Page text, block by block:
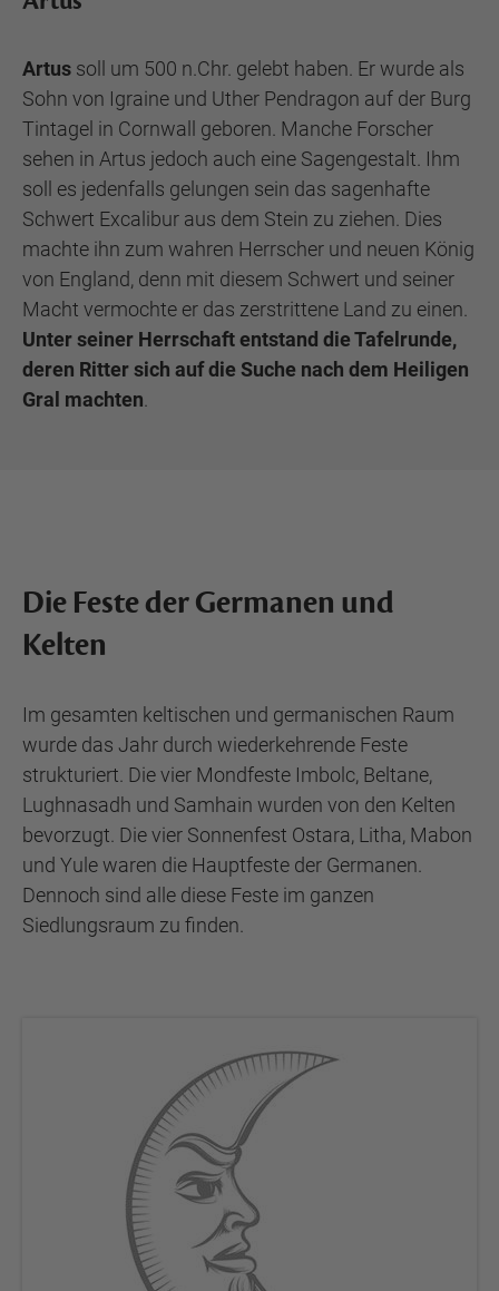
Artus soll um 500 n.Chr. gelebt haben. Er wurde als
Sohn von Igraine und Uther Pendragon auf der Burg
Tintagel in Cornwall geboren. Manche Forscher
sehen in Artus jedoch auch eine Sagengestalt. Ihm
soll es jedenfalls gelungen sein das sagenhafte
Schwert Excalibur aus dem Stein zu ziehen. Dies
machte ihn zum wahren Herrscher und neuen König
von England, denn mit diesem Schwert und seiner
Macht vermochte er das zerstrittene Land zu einen.
Unter seiner Herrschaft entstand die Tafelrunde,
deren Ritter sich auf die Suche nach dem Heiligen
Gral machten
Die Feste der Germanen und
Kelten
Im gesamten keltischen und germanischen Raum
wurde das Jahr durch wiederkehrende Feste
strukturiert. Die vier Mondfeste Imbolc, Beltane,
Lughnasadh und Samhain wurden von den Kelten
bevorzugt. Die vier Sonnenfest Ostara, Litha, Mabon
und Yule waren die Hauptfeste der Germanen.
Dennoch sind alle diese Feste im ganzen
Siedlungsraum zu finden.